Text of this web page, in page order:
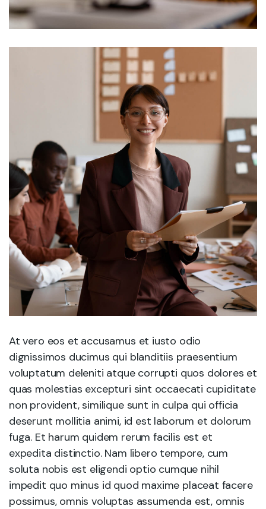
At vero eos et accusamus et iusto odio
dignissimos ducimus qui blanditiis praesentium
voluptatum deleniti atque corrupti quos dolores et
quas molestias excepturi sint occaecati cupiditate
non provident, similique sunt in culpa qui officia
deserunt mollitia animi, id est laborum et dolorum
fuga. Et harum quidem rerum facilis est et
expedita distinctio. Nam libero tempore, cum
soluta nobis est eligendi optio cumque nihil
impedit quo minus id quod maxime placeat facere
possimus, omnis voluptas assumenda est, omnis